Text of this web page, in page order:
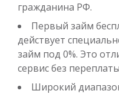
Деньги до
Сумма
Срок
гражданина РФ.
Первый займ
действует
займ под 0%. Это
сервис без
Широкий